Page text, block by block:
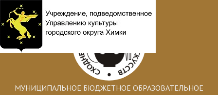
МУНИЦИПАЛЬНОЕ БЮДЖЕТНОЕ ОБРАЗОВАТЕЛЬНОЕ